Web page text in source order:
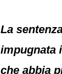
La
impugnata
che abbia